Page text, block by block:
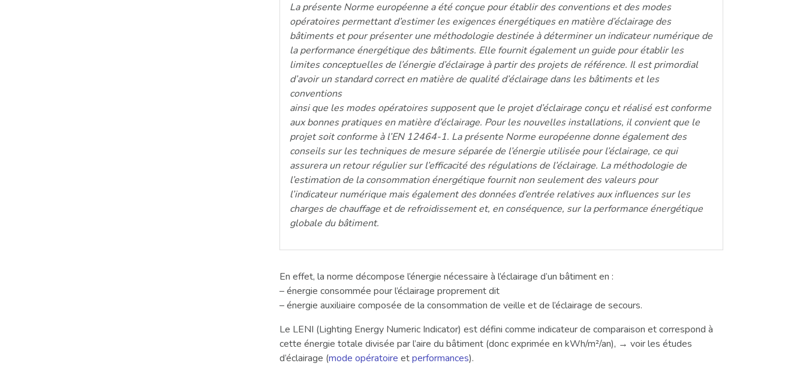
La présente Norme européenne a été conçue pour établir des conventions et des modes
opératoires permettant d’estimer les exigences énergétiques en matière d’éclairage des
bâtiments et pour présenter une méthodologie destinée à déterminer un indicateur numérique de
la performance énergétique des bâtiments. Elle fournit également un guide pour établir les
limites conceptuelles de l’énergie d’éclairage à partir des projets de référence. Il est primordial
d’avoir un standard correct en matière de qualité d’éclairage dans les bâtiments et les
conventions
ainsi que les modes opératoires supposent que le projet d’éclairage conçu et réalisé est conforme
aux bonnes pratiques en matière d’éclairage. Pour les nouvelles installations, il convient que le
projet soit conforme à l’EN 12464-1. La présente Norme européenne donne également des
conseils sur les techniques de mesure séparée de l’énergie utilisée pour l’éclairage, ce qui
assurera un retour régulier sur l’efficacité des régulations de l’éclairage. La méthodologie de
l’estimation de la consommation énergétique fournit non seulement des valeurs pour
l’indicateur numérique mais également des données d’entrée relatives aux influences sur les
charges de chauffage et de refroidissement et, en conséquence, sur la performance énergétique
globale du bâtiment.
En effet, la norme décompose l’énergie nécessaire à l’éclairage d’un bâtiment en :
– énergie consommée pour l’éclairage proprement dit
– énergie auxiliaire composée de la consommation de veille et de l’éclairage de secours.
Le LENI (Lighting Energy Numeric Indicator) est défini comme indicateur de comparaison et correspond à
cette énergie totale divisée par l’aire du bâtiment (donc exprimée en kWh/m²/an), → voir les études
d’éclairage (mode opératoire etperformances).